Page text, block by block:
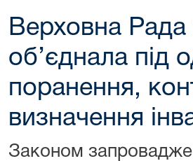
Верховна
об’єднала під
поранення,
визначення
Законом